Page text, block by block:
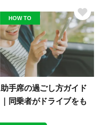
助手席の過ごし方ガイド
｜同乗者がドライブをも
HOW TO